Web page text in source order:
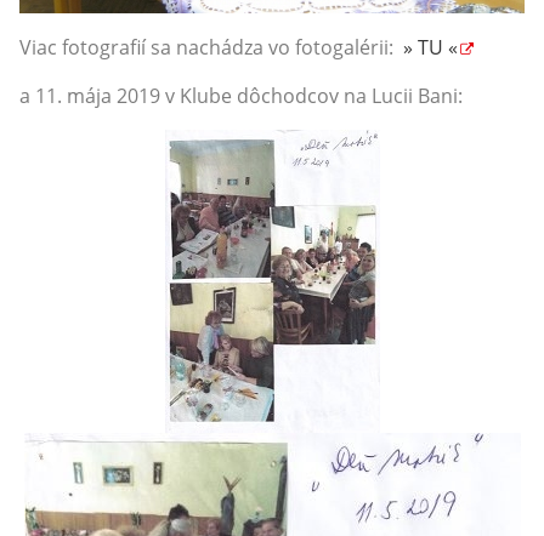
Viac fotografií sa nachádza vo fotogalérii: » TU «
a 11. mája 2019 v Klube dôchodcov na Lucii Bani: